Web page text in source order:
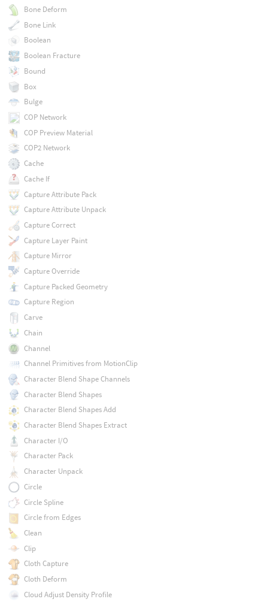
Bone Deform
Bone Link
Boolean
Boolean Fracture
Bound
Box
Bulge
COP Network
COP Preview Material
COP2 Network
Cache
Cache If
Capture Attribute Pack
Capture Attribute Unpack
Capture Correct
Capture Layer Paint
Capture Mirror
Capture Override
Capture Packed Geometry
Capture Region
Carve
Chain
Channel
Channel Primitives from MotionClip
Character Blend Shape Channels
Character Blend Shapes
Character Blend Shapes Add
Character Blend Shapes Extract
Character I/O
Character Pack
Character Unpack
Circle
Circle Spline
Circle from Edges
Clean
Clip
Cloth Capture
Cloth Deform
Cloud Adjust Density Profile